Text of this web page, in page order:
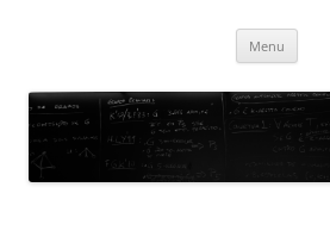
Menu